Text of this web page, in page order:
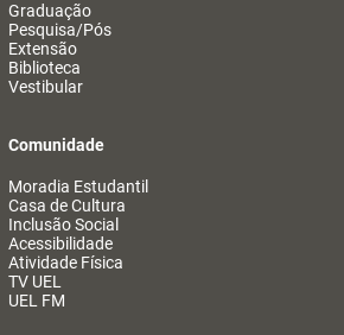
Graduação
Pesquisa/Pós
Extensão
Biblioteca
Vestibular
Comunidade
Moradia Estudantil
Casa de Cultura
Inclusão Social
Acessibilidade
Atividade Física
TV UEL
UEL FM